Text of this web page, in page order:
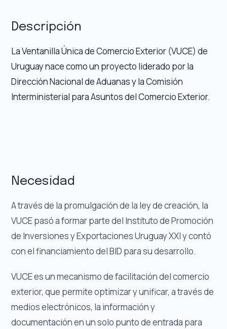
Descripción
La Ventanilla Única de Comercio Exterior (VUCE) de
Uruguay nace como un proyecto liderado por la
Dirección Nacional de Aduanas y la Comisión
Interministerial para Asuntos del Comercio Exterior.
Necesidad
A través de la promulgación de la ley de creación, la
VUCE pasó a formar parte del Instituto de Promoción
de Inversiones y Exportaciones Uruguay XXI y contó
con el financiamiento del BID para su desarrollo.
VUCE es un mecanismo de facilitación del comercio
exterior, que permite optimizar y unificar, a través de
medios electrónicos, la información y
documentación en un solo punto de entrada para